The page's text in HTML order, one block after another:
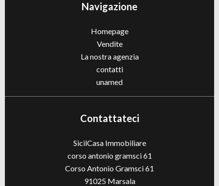
Navigazione
Homepage
Vendite
La nostra agenzia
contatti
unamed
Contattateci
SicilCasa Immobiliare
corso antonio gramsci 61
Corso Antonio Gramsci 61
91025Marsala